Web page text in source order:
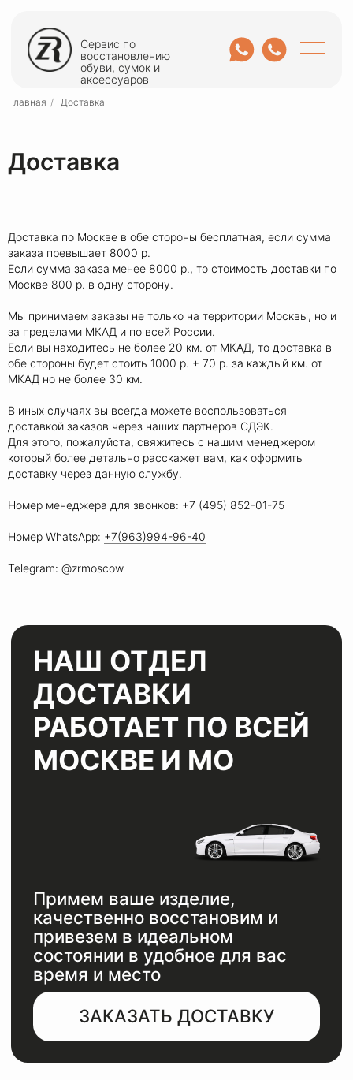
Сервис по
восстановлению
обуви, сумок и
аксессуаров
Главная / Доставка
Доставка
Доставка по Москве в обе стороны бесплатная, если сумма
заказа превышает 8000 р.
Если сумма заказа менее 8000 р., то стоимость доставки по
Москве 800 р. в одну сторону.
Мы принимаем заказы не только на территории Москвы, но и
за пределами МКАД и по всей России.
Если вы находитесь не более 20 км. от МКАД, то доставка в
обе стороны будет стоить 1000 р. + 70 р. за каждый км. от
МКАД но не более 30 км.
В иных случаях вы всегда можете воспользоваться
доставкой заказов через наших партнеров СДЭК.
Для этого, пожалуйста, свяжитесь с нашим менеджером
который более детально расскажет вам, как оформить
доставку через данную службу.
Номер менеджера для звонков: +7 (495) 852-01-75
Номер WhatsApp: +7(963)994-96-40
Telegram: @zrmoscow
ЗАКАЗАТЬ ДОСТАВКУ
НАШОТДЕЛ
РАБОТАЕТ ПО ВСЕЙ
МОСКВЕ И МО
качественно восстановим и
привезем в идеальном
состоянии в удобное для вас
время и место